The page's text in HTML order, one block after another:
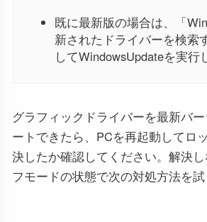
既に最新版の場合は、「
新されたドライバーを検索
してWindowsUpdateを実行
グラフィックドライバーを最新バ
ートできたら、PCを再起動してロ
決したか確認してください。解決
フモードの状態で次の対処方法を試